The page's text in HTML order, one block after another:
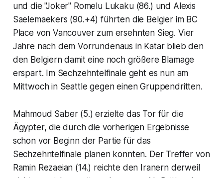
und die "Joker" Romelu Lukaku (86.) und Alexis
Saelemaekers (90.+4) führten die Belgier im BC
Place von Vancouver zum ersehnten Sieg. Vier
Jahre nach dem Vorrundenaus in Katar blieb den
den Belgiern damit eine noch größere Blamage
erspart. Im Sechzehntelfinale geht es nun am
Mittwoch in Seattle gegen einen Gruppendritten.
Mahmoud Saber (5.) erzielte das Tor für die
Ägypter, die durch die vorherigen Ergebnisse
schon vor Beginn der Partie für das
Sechzehntelfinale planen konnten. Der Treffer von
Ramin Rezaeian (14.) reichte den Iranern derweil